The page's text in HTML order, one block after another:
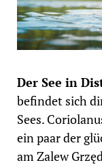
Der See in
befindet sich
Sees.
ein paar der
am Zalew